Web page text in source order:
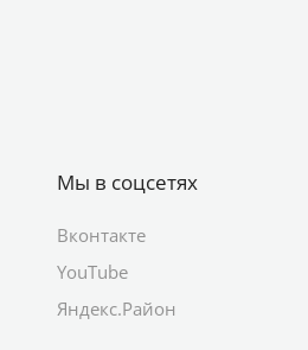
Мы в соцсетях
Вконтакте
YouTube
Яндекс.Район